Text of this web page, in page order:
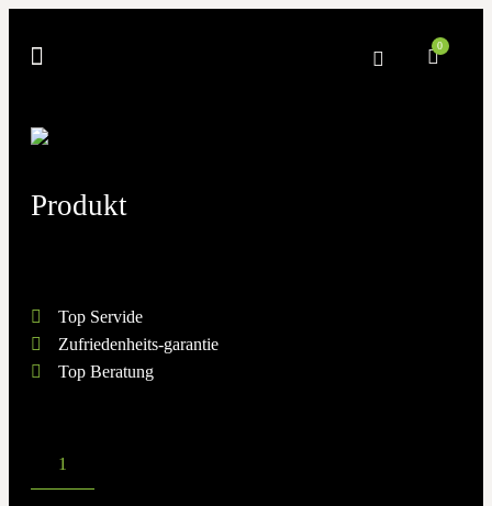
0
Produkt
Top Servide
Zufriedenheits-garantie
Top Beratung